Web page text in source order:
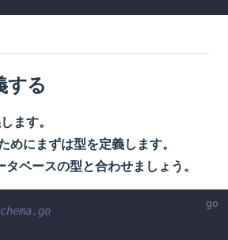
する
ます。
めにまずは型を定義します。
ベースの型と合わせましょう。